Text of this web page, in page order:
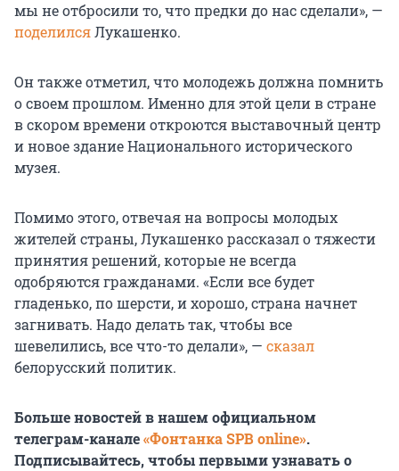
мы не отбросили то, что предки до нас сделали», —
поделилсяЛукашенко.
Он также отметил, что молодежь должна помнить
о своем прошлом. Именно для этой цели в стране
в скором времени откроются выставочный центр
и новое здание Национального исторического
музея.
Помимо этого, отвечая на вопросы молодых
жителей страны, Лукашенко рассказал о тяжести
принятия решений, которые не всегда
одобряются гражданами. «Если все будет
гладенько, по шерсти, и хорошо, страна начнет
загнивать. Надо делать так, чтобы все
шевелились, все что-то делали», — сказал
белорусский политик.
Больше новостей в нашем официальном
телеграм-канале«Фонтанка SPB online».
Подписывайтесь, чтобы первыми узнавать о